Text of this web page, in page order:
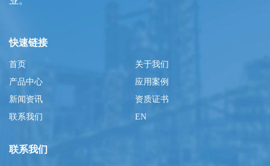
快速链接
首页
关于我们
产品中心
应用案例
新闻资讯
资质证书
联系我们
EN
联系我们